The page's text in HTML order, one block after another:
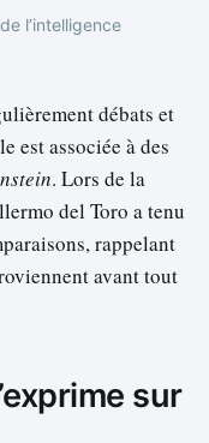
l’intelligence
débats et
est associée à des
. Lors de la
del Toro a tenu
rappelant
avant tout
sur